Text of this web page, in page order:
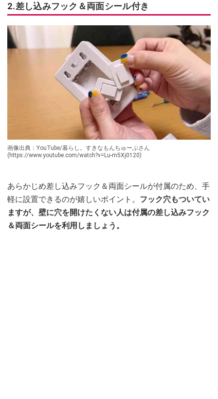
2.差し込みフック＆両面シール付き
画像出典：YouTube/暮らし。すきなもんちゅーぶさん
(https://www.youtube.com/watch?v=Lu-m5Xj0120)
あらかじめ差し込みフック＆両面シールが付属のため、手
軽に設置できるのが嬉しいポイント。 フック穴もついてい
ますが、壁に穴を開けたくない人は付属の差し込みフック
＆両面シールを利用しましょう。